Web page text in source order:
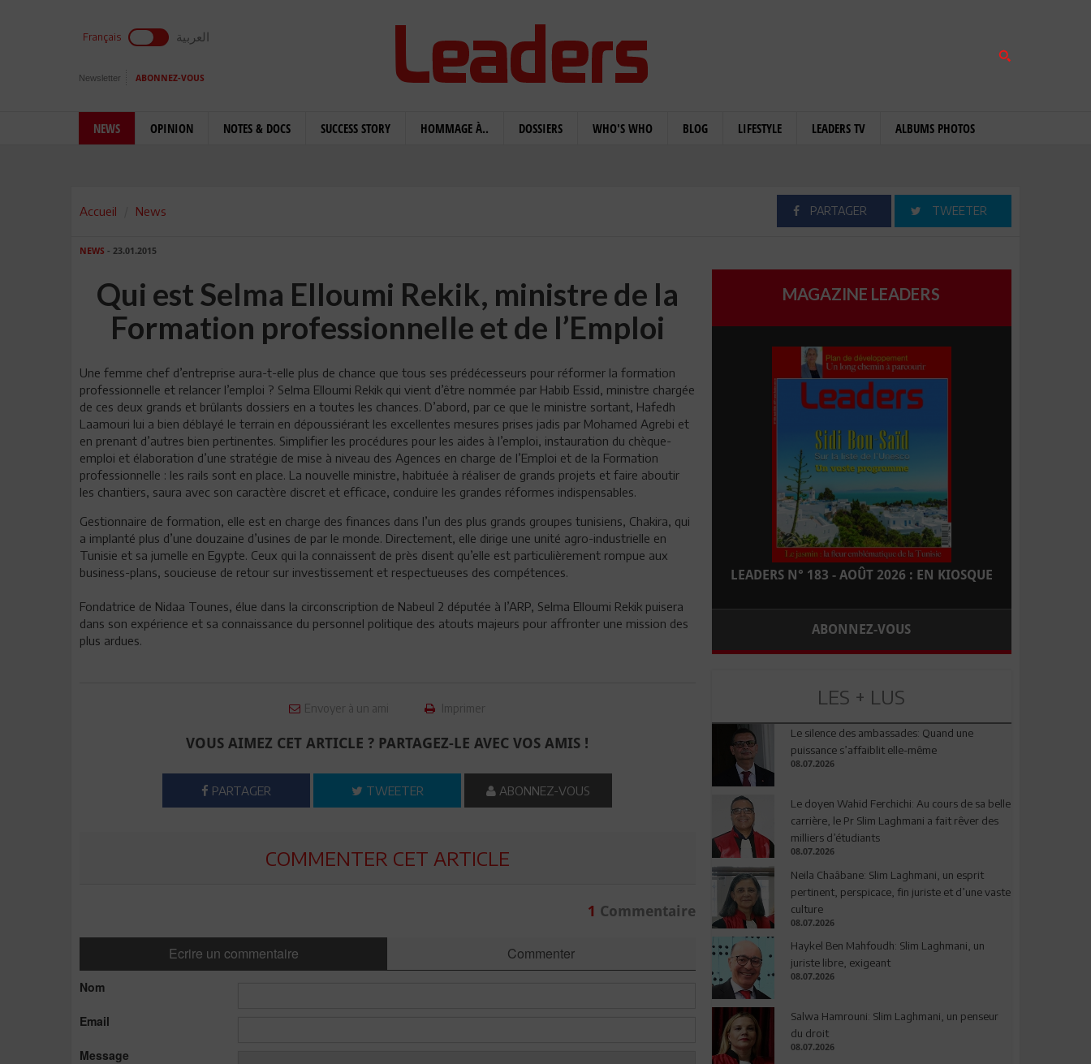
Français العربية
Newsletter ABONNEZ-VOUS
NEWS OPINION NOTES & DOCS SUCCESS STORY HOMMAGE À.. DOSSIERS WHO'S WHO BLOG LIFESTYLE LEADERS TV ALBUMS PHOTOS
Accueil News PARTAGER TWEETER
NEWS - 23.01.2015
Qui est Selma Elloumi Rekik, ministre de la
Formation professionnelle et de l’Emploi
Une femme chef d’entreprise aura-t-elle plus de chance que tous ses prédécesseurs pour réformer la formation
professionnelle et relancer l’emploi ? Selma Elloumi Rekik qui vient d’être nommée par Habib Essid, ministre chargée
de ces deux grands et brûlants dossiers en a toutes les chances. D’abord, par ce que le ministre sortant, Hafedh
Laamouri lui a bien déblayé le terrain en dépoussiérant les excellentes mesures prises jadis par Mohamed Agrebi et
en prenant d’autres bien pertinentes. Simplifier les procédures pour les aides à l’emploi, instauration du chèque-
emploi et élaboration d’une stratégie de mise à niveau des Agences en charge de l’Emploi et de la Formation
professionnelle : les rails sont en place. La nouvelle ministre, habituée à réaliser de grands projets et faire aboutir
les chantiers, saura avec son caractère discret et efficace, conduire les grandes réformes indispensables.
Gestionnaire de formation, elle est en charge des finances dans l’un des plus grands groupes tunisiens, Chakira, qui
a implanté plus d’une douzaine d’usines de par le monde. Directement, elle dirige une unité agro-industrielle en
Tunisie et sa jumelle en Egypte. Ceux qui la connaissent de près disent qu’elle est particulièrement rompue aux
business-plans, soucieuse de retour sur investissement et respectueuses des compétences.
Fondatrice de Nidaa Tounes, élue dans la circonscription de Nabeul 2 députée à l’ARP, Selma Elloumi Rekik puisera
dans son expérience et sa connaissance du personnel politique des atouts majeurs pour affronter une mission des
plus ardues.
Envoyer à un ami Imprimer
VOUS AIMEZ CET ARTICLE ? PARTAGEZ-LE AVEC VOS AMIS !
PARTAGER TWEETER ABONNEZ-VOUS
COMMENTER CET ARTICLE
1 Commentaire
Ecrire un commentaire Commenter
Nom
Email
Message
MAGAZINE LEADERS
LEADERS N° 183 - AOÛT 2026 : EN KIOSQUE
ABONNEZ-VOUS
LES + LUS
Le silence des ambassades: Quand une
puissance s’affaiblit elle-même
08.07.2026
Le doyen Wahid Ferchichi: Au cours de sa belle
carrière, le Pr Slim Laghmani a fait rêver des
milliers d’étudiants
08.07.2026
Neila Chaâbane: Slim Laghmani, un esprit
pertinent, perspicace, fin juriste et d’une vaste
culture
08.07.2026
Haykel Ben Mahfoudh: Slim Laghmani, un
juriste libre, exigeant
08.07.2026
Salwa Hamrouni: Slim Laghmani, un penseur
du droit
08.07.2026